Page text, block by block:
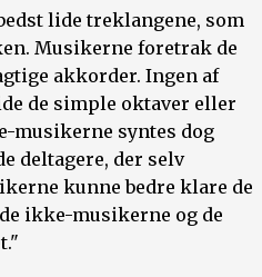
lide treklangene, som
Musikerne foretrak de
akkorder. Ingen af
de simple oktaver eller
musikerne syntes dog
deltagere, der selv
kunne bedre klare de
ikke-musikerne og de